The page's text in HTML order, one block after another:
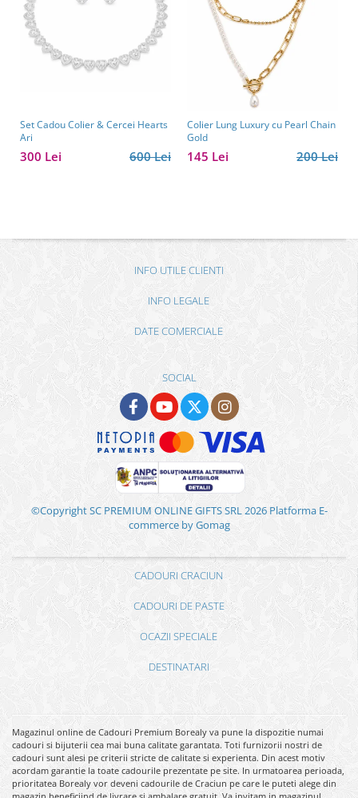
Set Cadou Colier & Cercei Hearts
Ari
600 Lei
300 Lei
Colier Lung Luxury cu Pearl Chain
Gold
200 Lei
145 Lei
INFO UTILE CLIENTI
INFO LEGALE
DATE COMERCIALE
SOCIAL
©Copyright SC PREMIUM ONLINE GIFTS SRL 2026 Platforma E-
commerce by Gomag
CADOURI CRACIUN
CADOURI DE PASTE
OCAZII SPECIALE
DESTINATARI
Magazinul online de Cadouri Premium Borealy va pune la dispozitie numai
cadouri si bijuterii cea mai buna calitate garantata. Toti furnizorii nostri de
cadouri sunt alesi pe criterii stricte de calitate si experienta. Din acest motiv
acordam garantie la toate cadourile prezentate pe site. In urmatoarea perioada,
prioritatea Borealy vor deveni cadourile de Craciun pe care le puteti alege din